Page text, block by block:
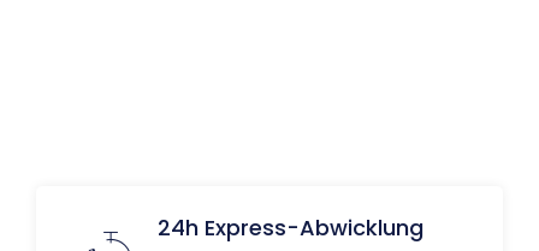
24h Express-Abwicklung